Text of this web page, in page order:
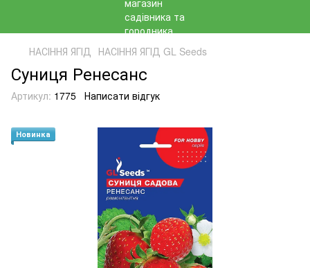
НАСІННЯ ЯГІД НАСІННЯ ЯГІД GL Seeds
Суниця Ренесанс
Артикул: 1775 Написати відгук
Новинка